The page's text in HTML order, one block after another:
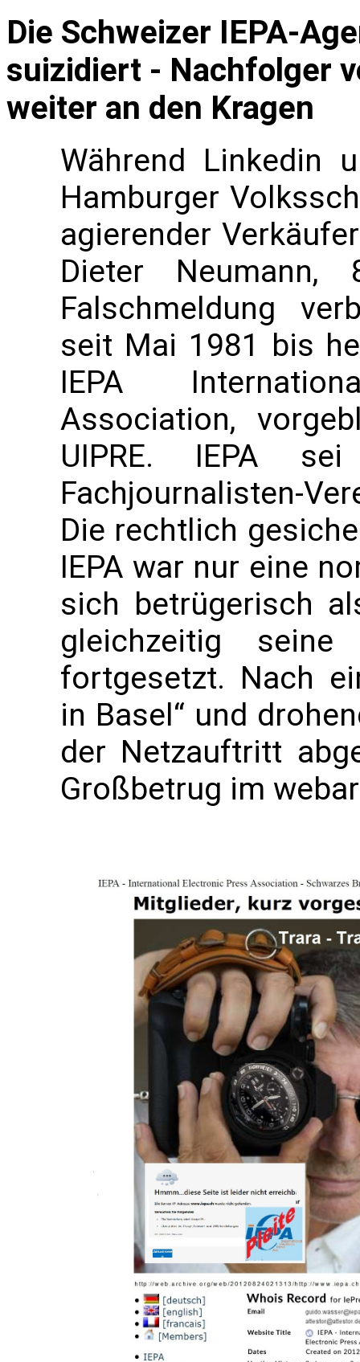
Die Schweizer IEPA-
suizidiert - Nachfolger
weiter an den Kragen
Während Linkedin
Hamburger
agierender
Dieter
Falschmeldung
seit Mai 1981 bis
IEPA
Association,
UIPRE. IEPA
Fachjournalisten-
Die rechtlich
IEPA war nur eine
sich betrügerisch
gleichzeitig
fortgesetzt. Nach
in Basel“ und
der Netzauftritt
Großbetrug im